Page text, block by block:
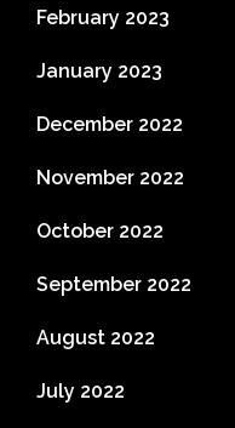
February 2023
January 2023
December 2022
November 2022
October 2022
September 2022
August 2022
July 2022